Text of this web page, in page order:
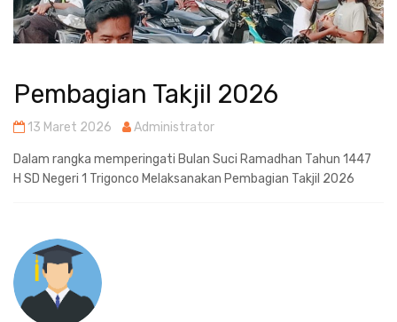
Pembagian Takjil 2026
13 Maret 2026 Administrator
Dalam rangka memperingati Bulan Suci Ramadhan Tahun 1447
H SD Negeri 1 Trigonco Melaksanakan Pembagian Takjil 2026